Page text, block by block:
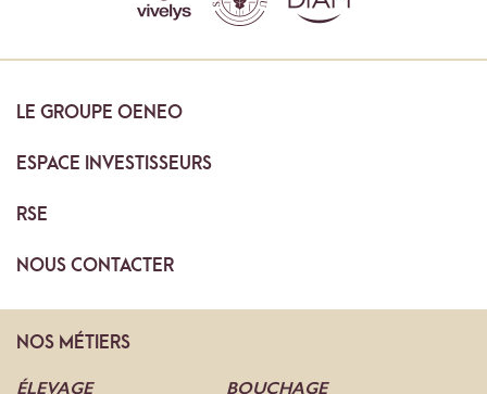
LE GROUPE OENEO
ESPACE INVESTISSEURS
RSE
NOUSCONTACTER
NOS MÉTIERS
ÉLEVAGE BOUCHAGE